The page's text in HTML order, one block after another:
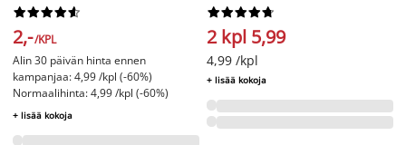






2,-/KPL
Alin 30 päivän hinta ennen
kampanjaa: 4,99 /kpl (-60%)
Normaalihinta: 4,99 /kpl (-60%)
+ lisää kokoja






2 kpl 5,99
4,99 /kpl
+ lisää kokoja